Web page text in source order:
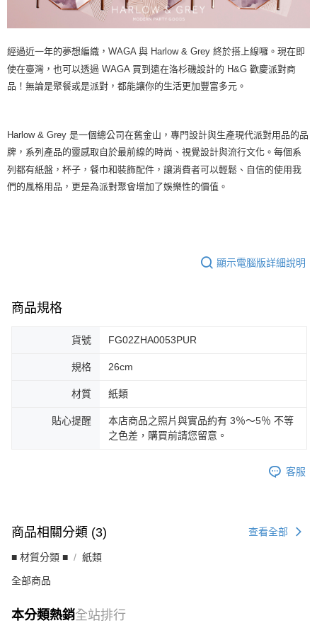
經過近一年的夢想編織，WAGA 與 Harlow & Grey 終於搭上線囉。現在即
使在臺灣，也可以透過 WAGA 買到遠在洛杉磯設計的 H&G 歡慶派對商
品！無論是聚餐或是派對，都能讓你的生活更加豐富多元。
Harlow & Grey 是一個總公司在舊金山，專門設計與生產現代派對用品的品
牌，系列產品的靈感取自於最前線的時尚、視覺設計與流行文化。每個系
列都有紙盤，杯子，餐巾和裝飾配件，讓消費者可以輕鬆、自信的使用我
們的風格用品，更是為派對聚會增加了娛樂性的價值。
顯示電腦版詳細說明
商品規格
貨號 FG02ZHA0053PUR
規格 26cm
材質 紙類
貼心提醒
本店商品之照片與實品約有 3％～5％ 不等
之色差，購買前請您留意。
客服
商品相關分類 (3) 查看全部
■ 材質分類 ■ 紙類
全部商品
本分類熱銷全站排行